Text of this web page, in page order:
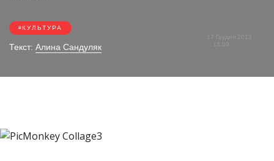
КУЛЬТУРА
Текст: Алина Сандуляк
17 Грудня 2013
13:09